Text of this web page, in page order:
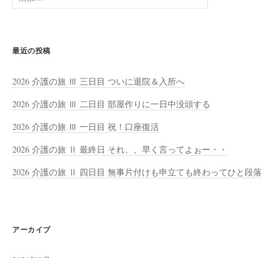
索:
最近の投稿
2026 介護の旅 Ⅲ 三日目 ついに退院＆入所へ
2026 介護の旅 Ⅲ 二日目 部屋作りに一日中没頭する
2026 介護の旅 Ⅲ 一日目 祝！口座復活
2026 介護の旅 Ⅱ 最終日 それ、、早く言ってよぉー・・
2026 介護の旅 Ⅱ 四日目 無事片付けも申立ても終わってひと段落
アーカイブ